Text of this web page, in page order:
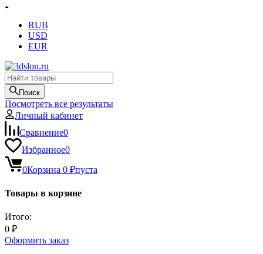
RUB
USD
EUR
Поиск
Посмотреть все результаты
Личный кабинет
Сравнение0
Избранное0
0Корзина 0 ₽пуста
Товары в корзине
Итого:
0 ₽
Оформить заказ